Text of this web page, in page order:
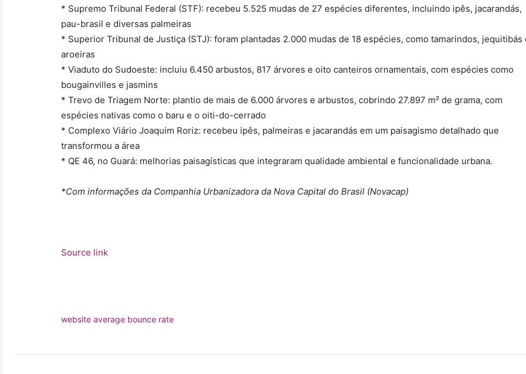
* Supremo Tribunal Federal (STF): recebeu 5.525 mudas de 27 espécies diferentes, incluindo ipês, jacarandás,
pau-brasil e diversas palmeiras
* Superior Tribunal de Justiça (STJ): foram plantadas 2.000 mudas de 18 espécies, como tamarindos, jequitibás
aroeiras
* Viaduto do Sudoeste: incluiu 6.450 arbustos, 817 árvores e oito canteiros ornamentais, com espécies como
bougainvilles e jasmins
* Trevo de Triagem Norte: plantio de mais de 6.000 árvores e arbustos, cobrindo 27.897 m² de grama, com
espécies nativas como o baru e o oiti-do-cerrado
* Complexo Viário Joaquim Roriz: recebeu ipês, palmeiras e jacarandás em um paisagismo detalhado que
transformou a área
* QE 46, no Guará: melhorias paisagísticas que integraram qualidade ambiental e funcionalidade urbana.
*Com informações da Companhia Urbanizadora da Nova Capital do Brasil (Novacap)
Source link
website average bounce rate